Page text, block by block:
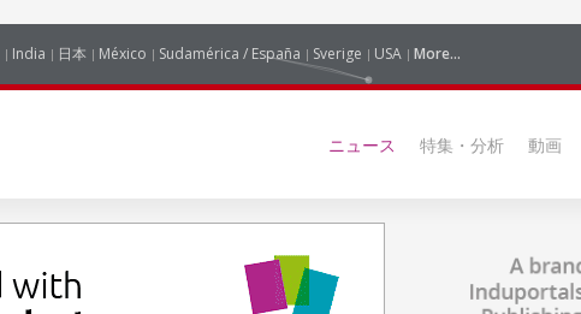
India 日本 México Sudamérica / España Sverige USA More...
ニュース 特集・分析 動画